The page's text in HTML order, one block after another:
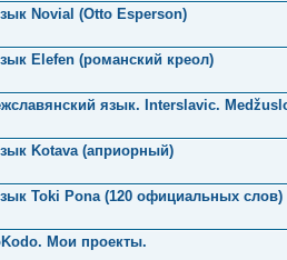
Novial (Otto Esperson)
Elefen (романский креол)
язык. Interslavic.
Kotava (априорный)
Toki Pona (120 официальных слов)
Мои проекты.